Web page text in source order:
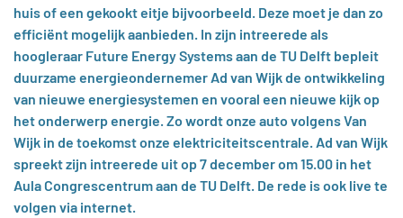
huis of een gekookt eitje bijvoorbeeld. Deze moet je dan zo
efficiënt mogelijk aanbieden. In zijn intreerede als
hoogleraar Future Energy Systems aan de TU Delft bepleit
duurzame energieondernemer Ad van Wijk de ontwikkeling
van nieuwe energiesystemen en vooral een nieuwe kijk op
het onderwerp energie. Zo wordt onze auto volgens Van
Wijk in de toekomst onze elektriciteitscentrale. Ad van Wijk
spreekt zijn intreerede uit op 7 december om 15.00 in het
Aula Congrescentrum aan de TU Delft. De rede is ook live te
volgen via internet.